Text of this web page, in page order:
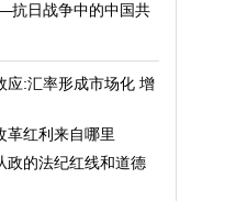
日战争中的中国共
应:汇率形成市场化 增
革红利来自哪里
政的法纪红线和道德